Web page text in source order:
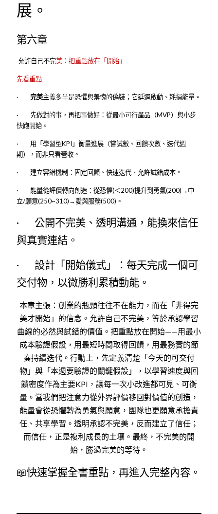
展。
第六章
允許自己不完美：把重點放在「開始」
先看重點
·
  完美
主義多半是恐懼與羞愧的偽裝；它延遲啟動、耗損能量。
·        先做對的事，再把事做好：從最小可行產品（MVP）與小步
快跑開始。
·        用「學習型KPI」衡量進展（嘗試數、回饋次數、迭代週
期），而非只看營收。
·        建立容錯機制：固定回顧、快速迭代、允許試錯成本。
·        能量從評價轉向創造：從恐懼(＜200)提升到勇氣(200)→中
立/願意(250~310)→愛與服務(500)。
·        公開不完美、透明溝通，能換來信任
與真實連結。
·        設計「開始儀式」：每天完成一個可
交付物，以微勝利累積動能。
本章主張：創業的瓶頸往往不在能力，而在「非得完
美才開始」的信念。允許自己不完美，等於承認學習
曲線的必然與試錯的價值。把重點放在開始——用最小
成本驗證假設，用最短時間取得回饋，用最務實的節
奏持續迭代。行動上，先定義清楚「今天的可交付
物」與「本週要驗證的關鍵假設」，以學習速度與回
饋密度作為主要KPI，讓每一次小改進都可見、可衡
量。當我們把注意力從外界評價移回對價值的創造，
能量會從恐懼轉為勇氣與願意，團隊也更願意承擔責
任、共享學習。透明承認不完美，反而建立了信任；
而信任，正是複利成長的土壤。最終，不完美的開
始，勝過完美的等待。
📖快速掌握全書重點，再進入完整內容。